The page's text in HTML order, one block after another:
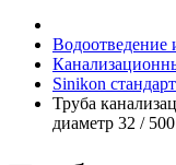
Водоотведение
Sinikon стандарт
Труба
диаметр 32 /